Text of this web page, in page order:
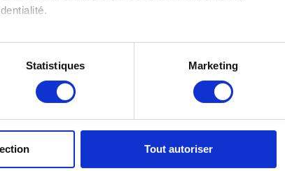
qui peuvent être précises à plusieurs mètres près
Statistiques Marketing
Tout autoriser